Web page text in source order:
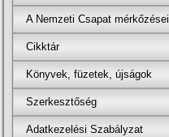
A Nemzeti Csapat mérkőzései
Cikktár
Könyvek, füzetek, újságok
Szerkesztőség
Adatkezelési Szabályzat